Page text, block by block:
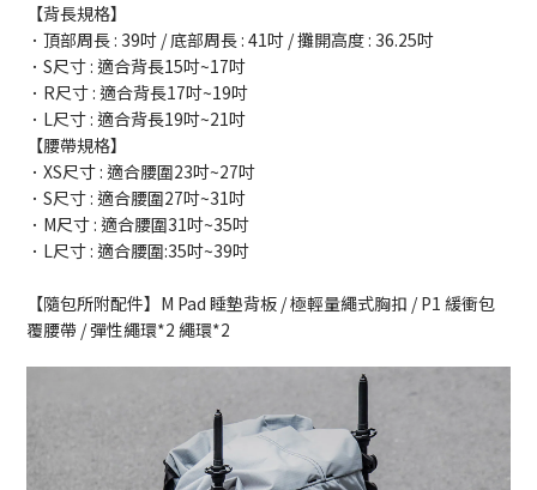
【背長規格】
．頂部周長 : 39吋 / 底部周長 : 41吋 / 攤開高度 : 36.25吋
．S尺寸 : 適合背長15吋~17吋
．R尺寸 : 適合背長17吋~19吋
．L尺寸 : 適合背長19吋~21吋
【腰帶規格】
．XS尺寸 : 適合腰圍23吋~27吋
．S尺寸 : 適合腰圍27吋~31吋
．M尺寸 : 適合腰圍31吋~35吋
．L尺寸 : 適合腰圍:35吋~39吋
【隨包所附配件】M Pad 睡墊背板 / 極輕量繩式胸扣 / P1 緩衝包
覆腰帶 / 彈性繩環*2 繩環*2